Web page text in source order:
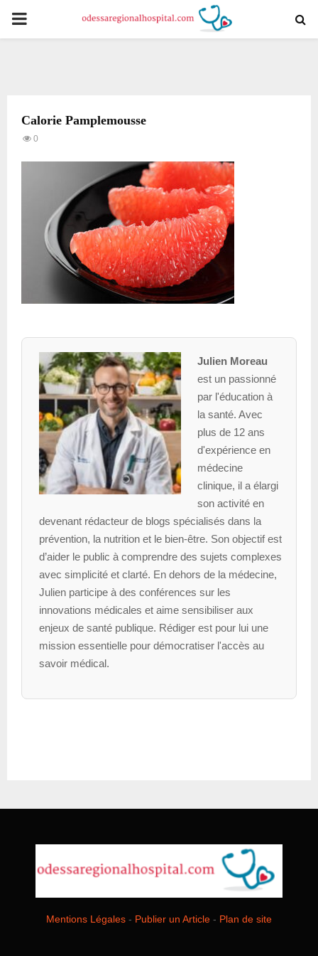
PRIMARY
Calorie Pamplemousse
0
Julien Moreau
est un passionné
par l'éducation à
la santé. Avec
plus de 12 ans
d'expérience en
médecine
clinique, il a élargi
son activité en
devenant rédacteur de blogs spécialisés dans la
prévention, la nutrition et le bien-être. Son objectif est
d’aider le public à comprendre des sujets complexes
avec simplicité et clarté. En dehors de la médecine,
Julien participe à des conférences sur les
innovations médicales et aime sensibiliser aux
enjeux de santé publique. Rédiger est pour lui une
mission essentielle pour démocratiser l'accès au
savoir médical.
Mentions Légales - Publier un Article - Plan de site